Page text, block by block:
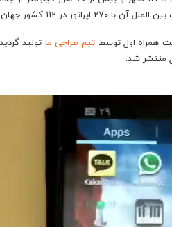
همراه اول توسط تیم طراحی ما تولید
منتشر شد.